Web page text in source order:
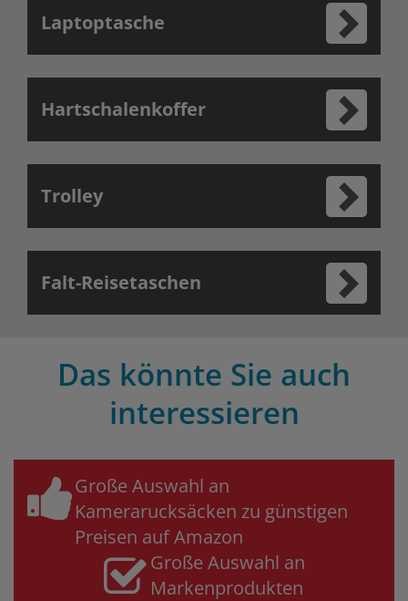
Laptoptasche
Hartschalenkoffer
Trolley
Falt-Reisetaschen
Das könnte Sie auch
interessieren
Große Auswahl an
Kamerarucksäcken zu günstigen
Preisen auf Amazon
Große Auswahl an
Markenprodukten